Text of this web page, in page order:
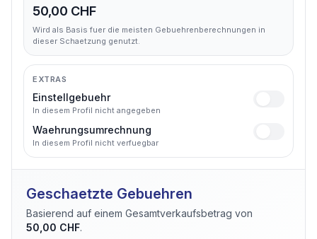
50,00 CHF
Wird als Basis fuer die meisten Gebuehrenberechnungen in
dieser Schaetzung genutzt.
EXTRAS
Einstellgebuehr
In diesem Profil nicht angegeben
Waehrungsumrechnung
In diesem Profil nicht verfuegbar
Geschaetzte Gebuehren
Basierend auf einem Gesamtverkaufsbetrag von
50,00 CHF.